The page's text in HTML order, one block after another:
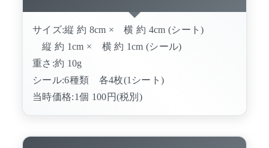
サイズ:縦 約 8cm × 横 約 4cm (シート)
縦 約 1cm × 横 約 1cm (シール)
重さ:約 10g
シール:6種類 各4枚(1シート)
当時価格:1個 100円(税別)